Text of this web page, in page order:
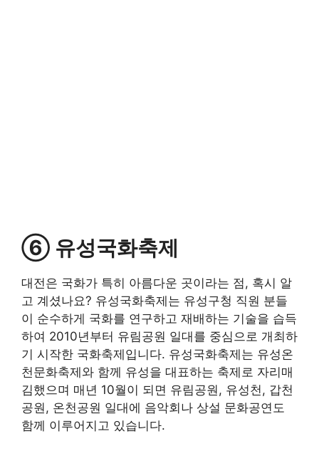
⑥ 유성국화축제
대전은 국화가 특히 아름다운 곳이라는 점, 혹시 알
고 계셨나요? 유성국화축제는 유성구청 직원 분들
이 순수하게 국화를 연구하고 재배하는 기술을 습득
하여 2010년부터 유림공원 일대를 중심으로 개최하
기 시작한 국화축제입니다. 유성국화축제는 유성온
천문화축제와 함께 유성을 대표하는 축제로 자리매
김했으며 매년 10월이 되면 유림공원, 유성천, 갑천
공원, 온천공원 일대에 음악회나 상설 문화공연도
함께 이루어지고 있습니다.